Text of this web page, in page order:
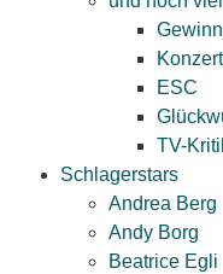
ESC
TV-
Schlagerstars
Andrea Berg
Andy Borg
Beatrice Egli